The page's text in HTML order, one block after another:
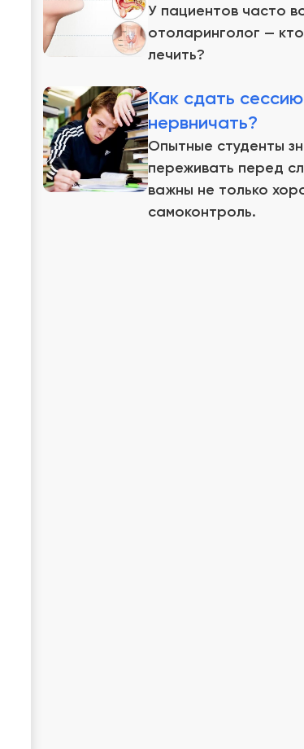
У пациентов часто
отоларинголог —
лечить?
Как сдать
нервничать?
Опытные студенты
переживать перед
важны не только
самоконтроль.